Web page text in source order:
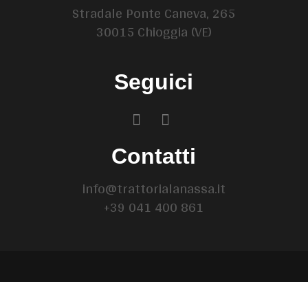
Stradale Ponte Caneva, 265
30015 Chioggia (VE)
Seguici
Contatti
info@trattorialanassa.it
+39 041 400 861